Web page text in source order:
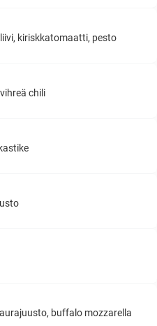
kiriskkatomaatti, pesto
chili
buffalo mozzarella